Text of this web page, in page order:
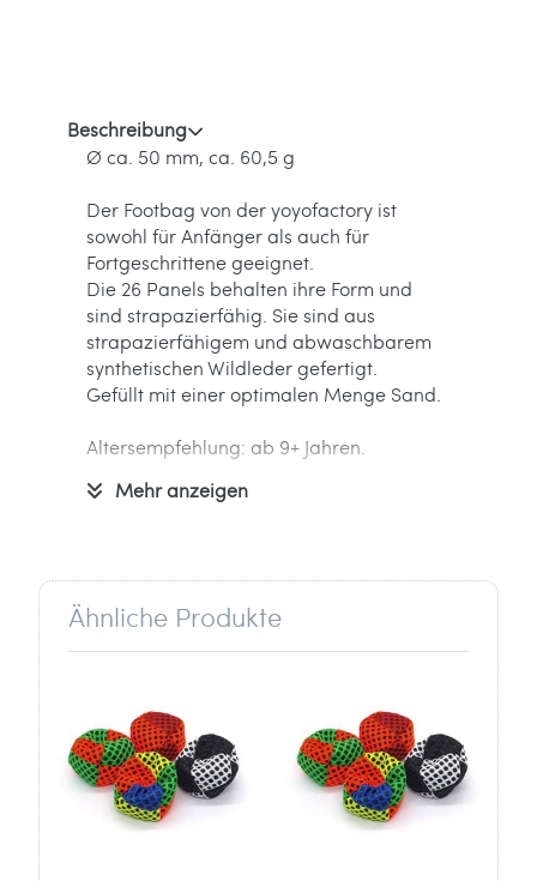
Beschreibung
Ø ca. 50 mm, ca. 60,5 g
Der Footbag von der yoyofactory ist
sowohl für Anfänger als auch für
Fortgeschrittene geeignet.
Die 26 Panels behalten ihre Form und
sind strapazierfähig. Sie sind aus
strapazierfähigem und abwaschbarem
synthetischen Wildleder gefertigt.
Gefüllt mit einer optimalen Menge Sand.
Altersempfehlung: ab 9+ Jahren.
Informationen zum Hersteller:
Budecská 39
12000 Prague
info[at]yoyofactory-europe.com
Mehr anzeigen
Ähnliche Produkte